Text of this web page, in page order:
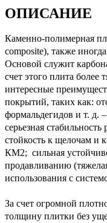
ОПИСАНИЕ
Каменно-полимерная
composite), также
Основой служит
счет этого плита более
интересные
покрытий, таких как:
формальдегидов и т. д.
серьезная
стойкость к щелочам и
КМ2; сильная
продавливанию
использования с
За счет огромной
толщину плитки без